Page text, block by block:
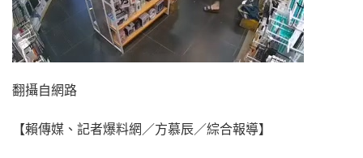
翻攝自網路
【賴傳媒、記者爆料網／方慕辰／綜合報導】